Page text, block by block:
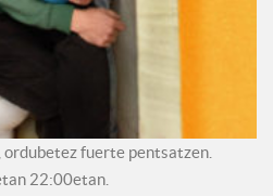
fuerte pentsatzen.
22:00etan.